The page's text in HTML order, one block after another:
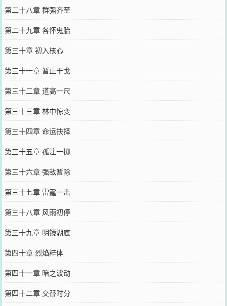
第二十八章 群强齐至
第二十九章 各怀鬼胎
第三十章 初入核心
第三十一章 暂止干戈
第三十二章 道高一尺
第三十三章 林中惊变
第三十四章 命运抉择
第三十五章 孤注一掷
第三十六章 强敌暂除
第三十七章 雷霆一击
第三十八章 风雨初停
第三十九章 明镜湖底
第四十章 烈焰粹体
第四十一章 暗之波动
第四十二章 交替时分